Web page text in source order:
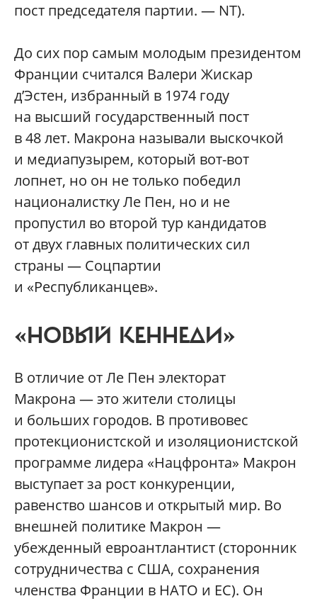
пост председателя партии. — NT).
До сих пор самым молодым президентом
Франции считался Валери Жискар
д’Эстен, избранный в 1974 году
на высший государственный пост
в 48 лет. Макрона называли выскочкой
и медиапузырем, который вот-вот
лопнет, но он не только победил
националистку Ле Пен, но и не
пропустил во второй тур кандидатов
от двух главных политических сил
страны — Соцпартии
и «Республиканцев».
«НОВЫЙ КЕННЕДИ»
В отличие от Ле Пен электорат
Макрона — это жители столицы
и больших городов. В противовес
протекционистской и изоляционистской
программе лидера «Нацфронта» Макрон
выступает за рост конкуренции,
равенство шансов и открытый мир. Во
внешней политике Макрон —
убежденный евроантлантист (сторонник
сотрудничества с США, сохранения
членства Франции в НАТО и ЕС). Он